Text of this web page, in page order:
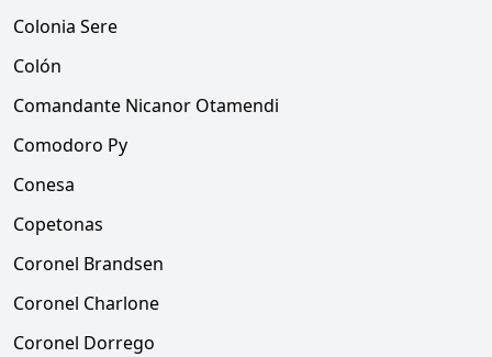
Colonia Sere
Colón
Comandante Nicanor Otamendi
Comodoro Py
Conesa
Copetonas
Coronel Brandsen
Coronel Charlone
Coronel Dorrego